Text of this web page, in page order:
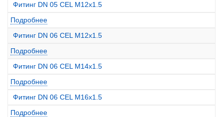
Фитинг DN 05 CEL M12x1.5
Подробнее
Фитинг DN 06 CEL M12x1.5
Подробнее
Фитинг DN 06 CEL M14x1.5
Подробнее
Фитинг DN 06 CEL M16x1.5
Подробнее